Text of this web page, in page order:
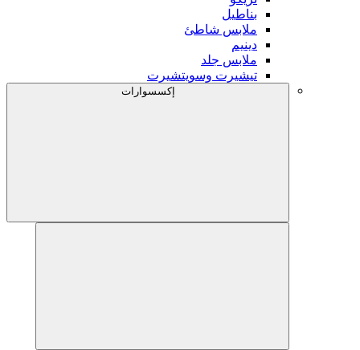
بناطيل
ملابس شاطئ
دينيم
ملابس جلد
تيشيرت وسويتشيرت
إكسسوارات